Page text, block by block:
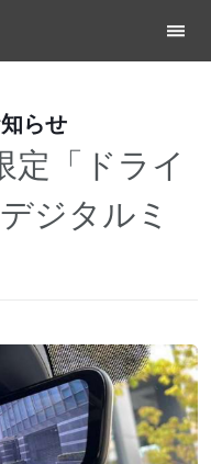
らせ
定「ドライ
ジタルミ